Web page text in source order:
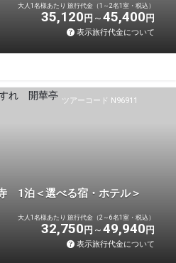
大人1名様あたり 旅行代金（1～2名1室・税込）
35,120 円 45,400 円
表示旅行代金について
ツアーコード N96911
1泊＜選べる宿・ホテル＞
大人1名様あたり 旅行代金（2～6名1室・税込）
32,750 円 49,940 円
表示旅行代金について